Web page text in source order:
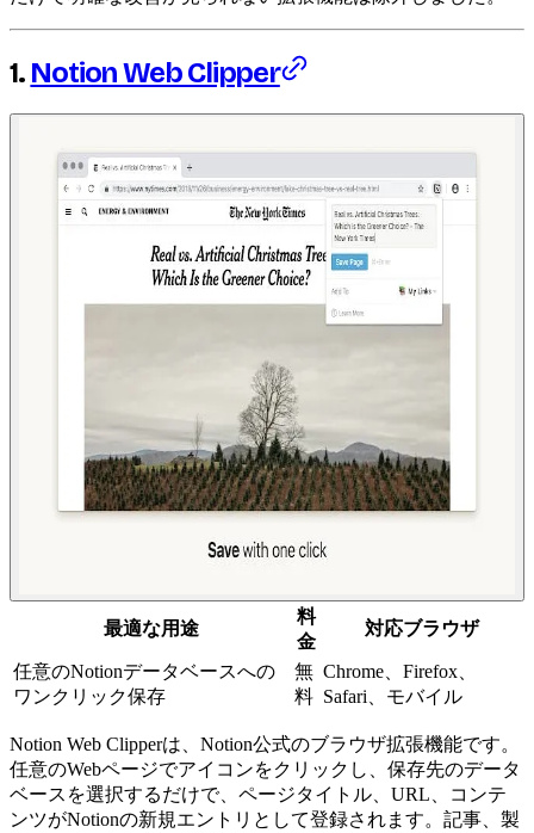
1. Notion Web Clipper
最適な用途
料
金
対応ブラウザ
任意のNotionデータベースへの
ワンクリック保存
無
料
Chrome、Firefox、
Safari、モバイル
Notion Web Clipperは、Notion公式のブラウザ拡張機能です。
任意のWebページでアイコンをクリックし、保存先のデータ
ベースを選択するだけで、ページタイトル、URL、コンテ
ンツがNotionの新規エントリとして登録されます。記事、製